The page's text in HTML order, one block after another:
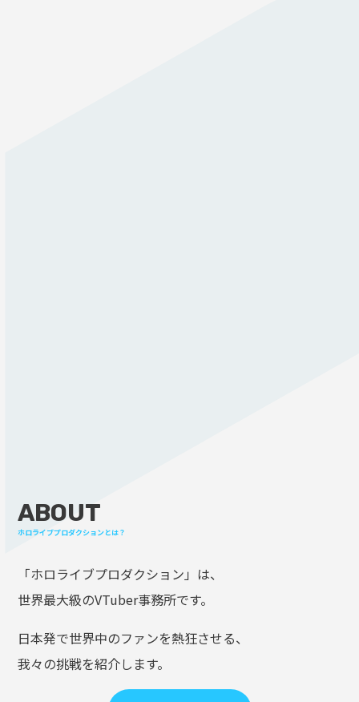
ABOUT
ホロライブプロダクションとは？
「ホロライブプロダクション」は、
世界最大級のVTuber事務所です。
日本発で世界中のファンを熱狂させる、
我々の挑戦を紹介します。